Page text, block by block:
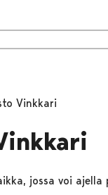
Vinkkari
jossa voi